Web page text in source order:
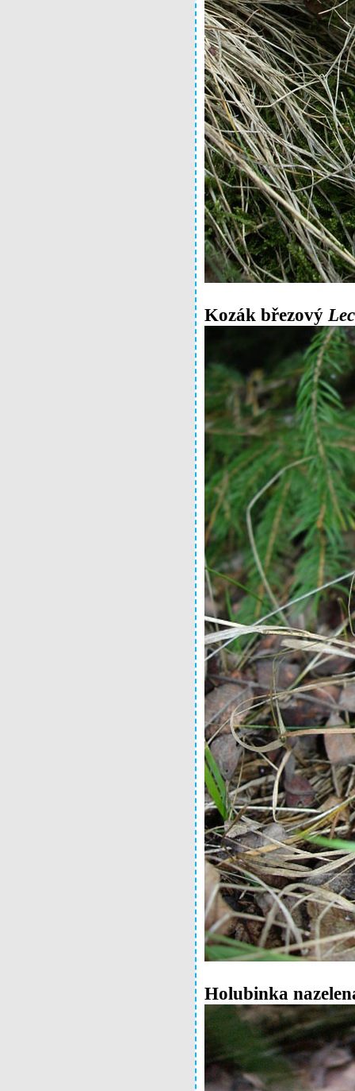
Kozák březový
Holubinka